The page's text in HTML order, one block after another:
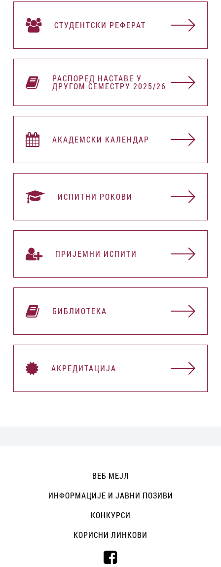
СТУДЕНТСКИ РЕФЕРАТ
РАСПОРЕД НАСТАВЕ У
ДРУГОМ СЕМЕСТРУ 2025/26
АКАДЕМСКИ КАЛЕНДАР
ИСПИТНИ РОКОВИ
ПРИЈЕМНИ ИСПИТИ
БИБЛИОТЕКА
АКРЕДИТАЦИЈА
ВЕБ МЕЈЛ
ИНФОРМАЦИЈЕ И ЈАВНИ ПОЗИВИ
КОНКУРСИ
КОРИСНИ ЛИНКОВИ